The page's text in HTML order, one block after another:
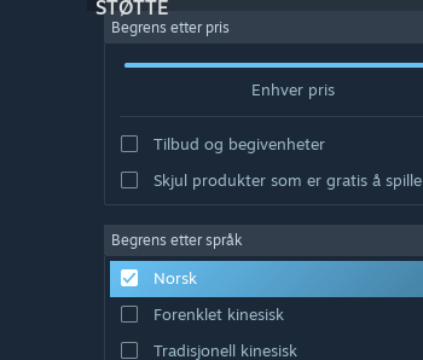
STØTTE
Begrens etter pris
Enhver pris
Tilbud og begivenheter
Skjul produkter som er gratis å spille
Begrens etter språk
Norsk
Forenklet kinesisk
Tradisjonell kinesisk